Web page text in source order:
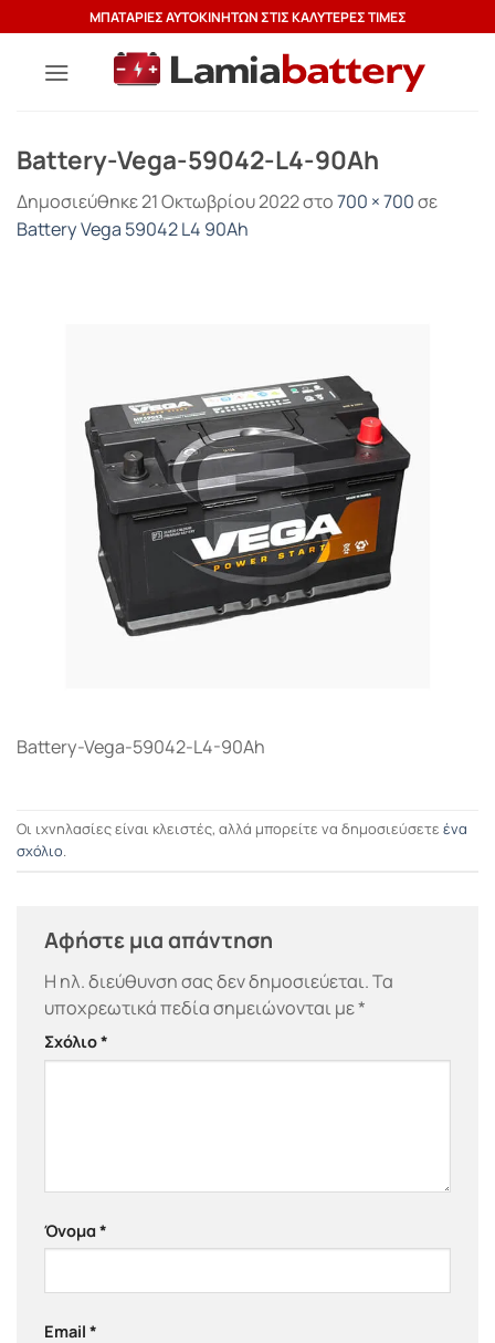
στο
περιεχόμενο
ΜΠΑΤΑΡΙΕΣ ΑΥΤΟΚΙΝΗΤΩΝ ΣΤΙΣ ΚΑΛΥΤΕΡΕΣ ΤΙΜΕΣ
Battery-Vega-59042-L4-90Ah
Δημοσιεύθηκε21 Οκτωβρίου 2022στο700 × 700σε
Battery Vega 59042 L4 90Ah
Battery-Vega-59042-L4-90Ah
Οι ιχνηλασίες είναι κλειστές, αλλά μπορείτε να δημοσιεύσετε ένα
σχόλιο.
Αφήστε μια απάντηση
Η ηλ. διεύθυνση σας δεν δημοσιεύεται.Τα
υποχρεωτικά πεδία σημειώνονται με*
Σχόλιο*
Όνομα*
Email *